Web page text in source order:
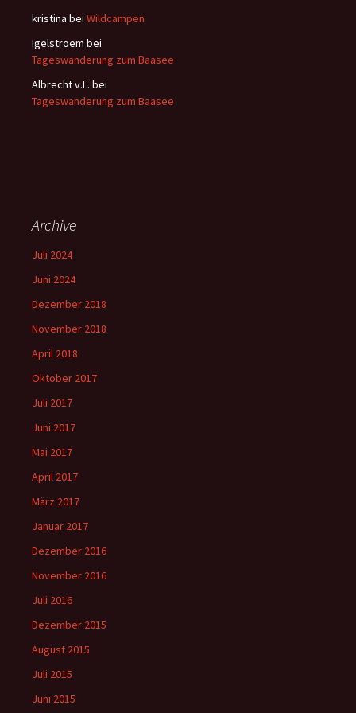
kristina bei Wildcampen
Igelstroem bei
Tageswanderung zum Baasee
Albrecht v.L. bei
Tageswanderung zum Baasee
Archive
Juli 2024
Juni 2024
Dezember 2018
November 2018
April 2018
Oktober 2017
Juli 2017
Juni 2017
Mai 2017
April 2017
März 2017
Januar 2017
Dezember 2016
November 2016
Juli 2016
Dezember 2015
August 2015
Juli 2015
Juni 2015